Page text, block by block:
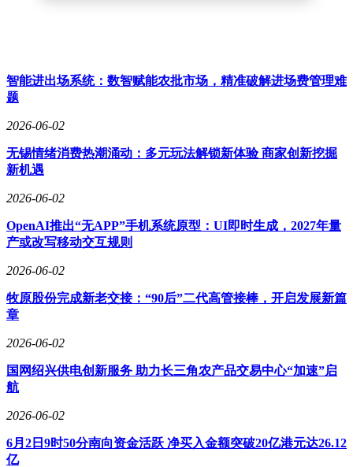
智能进出场系统：数智赋能农批市场，精准破解进场费管理难
题
2026-06-02
无锡情绪消费热潮涌动：多元玩法解锁新体验 商家创新挖掘
新机遇
2026-06-02
OpenAI推出“无APP”手机系统原型：UI即时生成，2027年量
产或改写移动交互规则
2026-06-02
牧原股份完成新老交接：“90后”二代高管接棒，开启发展新篇
章
2026-06-02
国网绍兴供电创新服务 助力长三角农产品交易中心“加速”启
航
2026-06-02
6月2日9时50分南向资金活跃 净买入金额突破20亿港元达26.12
亿